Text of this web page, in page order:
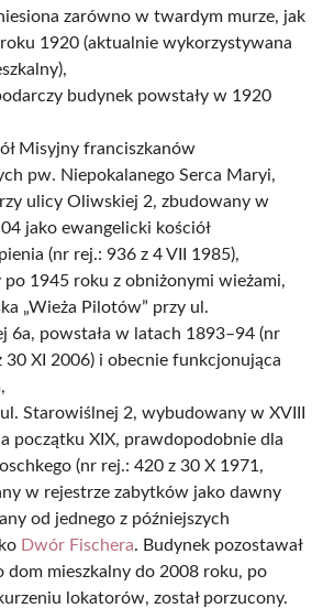
zarówno w twardym murze, jak
1920 (aktualnie wykorzystywana
budynek powstały w 1920
Misyjny franciszkanów
pw. Niepokalanego Serca Maryi,
ulicy Oliwskiej 2, zbudowany w
jako ewangelicki kościół
(nr rej.: 936 z 4 VII 1985),
1945 roku z obniżonymi wieżami,
„Wieża Pilotów” przy ul.
6a, powstała w latach 1893–94 (nr
30 XI 2006) i obecnie funkcjonująca
Starowiślnej 2, wybudowany w XVIII
początku XIX, prawdopodobnie dla
(nr rej.: 420 z 30 X 1971,
w rejestrze zabytków jako dawny
od jednego z późniejszych
Dwór Fischera. Budynek pozostawał
dom mieszkalny do 2008 roku, po
lokatorów, został porzucony.